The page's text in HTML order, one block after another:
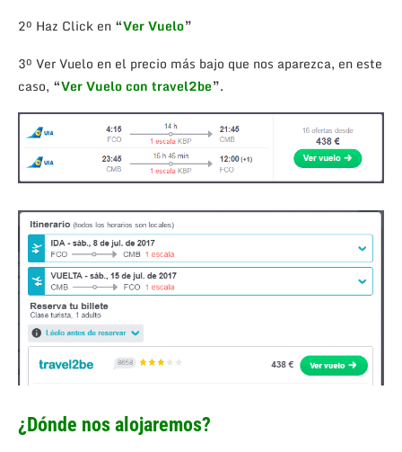
2º Haz Click en “Ver Vuelo”
3º Ver Vuelo en el precio más bajo que nos aparezca, en este
caso, “Ver Vuelo con travel2be”.
¿Dónde nos alojaremos?